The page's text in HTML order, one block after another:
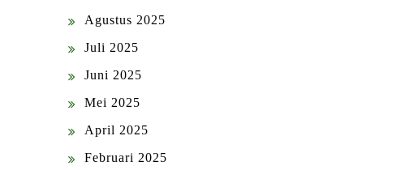
Agustus 2025
Juli 2025
Juni 2025
Mei 2025
April 2025
Februari 2025